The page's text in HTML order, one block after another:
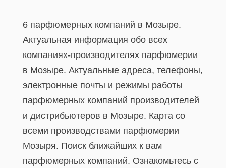
6 парфюмерных компаний в Мозыре.
Актуальная информация обо всех
компаниях-производителях парфюмерии
в Мозыре. Актуальные адреса, телефоны,
электронные почты и режимы работы
парфюмерных компаний производителей
и дистрибьютеров в Мозыре. Карта со
всеми производствами парфюмерии
Мозыря. Поиск ближайших к вам
парфюмерных компаний. Ознакомьтесь с